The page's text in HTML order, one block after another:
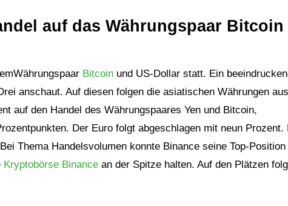
auf das Währungspaar Bitcoin
Bitcoin und US-Dollar statt. Ein
anschaut. Auf diesen folgen die asiatischen Währungen aus
auf den Handel des Währungspaares Yen und Bitcoin,
Der Euro folgt abgeschlagen mit neun Prozent.
Thema Handelsvolumen konnte Binance seine Top-Position
Kryptobörse Binance an der Spitze halten. Auf den Plätzen